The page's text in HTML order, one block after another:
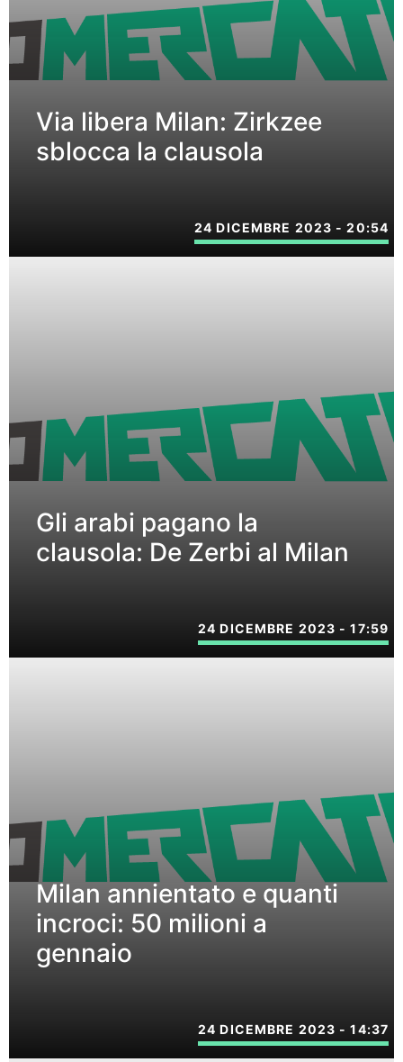
Via libera Milan: Zirkzee
sblocca la clausola
24 DICEMBRE 2023 - 20:54
Gli arabi pagano la
clausola: De Zerbi al Milan
24 DICEMBRE 2023 - 17:59
Milan annientato e quanti
incroci: 50 milioni a
gennaio
24 DICEMBRE 2023 - 14:37